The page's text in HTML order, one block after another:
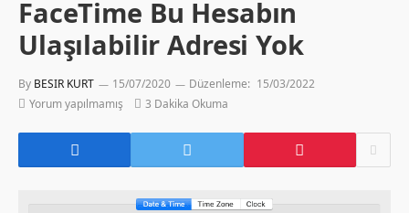
FaceTime Bu Hesabın
Ulaşılabilir Adresi Yok
By BESIR KURT 15/07/2020 Düzenleme: 15/03/2022
Yorum yapılmamış
3 Dakika Okuma